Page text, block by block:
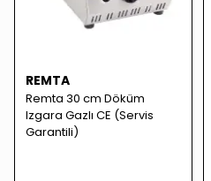
REMTA
Remta 30 cm Döküm
Izgara Gazlı CE (Servis
Garantili)